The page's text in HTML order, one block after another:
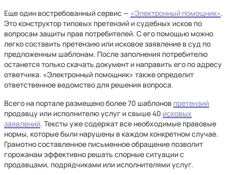
Еще один востребованный сервис — «Электронный помощник».
Это конструктор типовых претензий и судебных исков по
вопросам защиты прав потребителей. С его помощью можно
легко составить претензию или исковое заявление в суд по
предложенным шаблонам. После заполнения потребителю
останется только скачать документ и направить его по адресу
ответчика. «Электронный помощник» также определит
ответственное ведомство для решения вопроса.
Всего на портале размещено более 70 шаблонов претензий
продавцу или исполнителю услуг и свыше 40 исковых
заявлений. Тексты уже содержат все необходимые правовые
нормы, которые были нарушены в каждом конкретном случае.
Грамотно составленное письменное обращение позволит
горожанам эффективно решать спорные ситуации с
продавцами, подрядчиками или исполнителями услуг.